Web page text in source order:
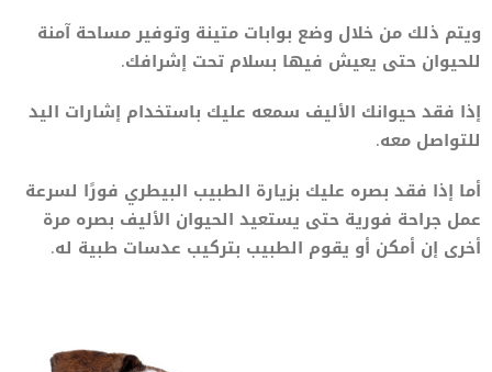
ويتم ذلك من خلال وضع بوابات متينة وتوفير مساحة آمنة
للحيوان حتى يعيش فيها بسلام تحت إشرافك.
إذا فقد حيوانك الأليف سمعه عليك باستخدام إشارات اليد
للتواصل معه.
أما إذا فقد بصره عليك بزيارة الطبيب البيطري فورًا لسرعة
عمل جراحة فورية حتى يستعيد الحيوان الأليف بصره مرة
أخرى إن أمكن أو يقوم الطبيب بتركيب عدسات طبية له.